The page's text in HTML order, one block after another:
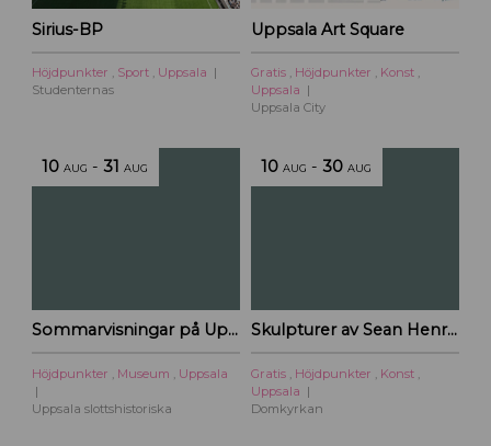
Sirius-BP
Höjdpunkter , Sport , Uppsala
Studenternas
Uppsala Art Square
Gratis , Höjdpunkter , Konst ,
Uppsala
Uppsala City
10 AUG -31 AUG
Sommarvisningar på Uppsala slottshistoriska
Höjdpunkter Museum Uppsala
Uppsala slottshistoriska
10 AUG -30 AUG
Skulpturer av Sean Henry – Domkyrkan
Gratis Höjdpunkter Konst
Uppsala
Domkyrkan